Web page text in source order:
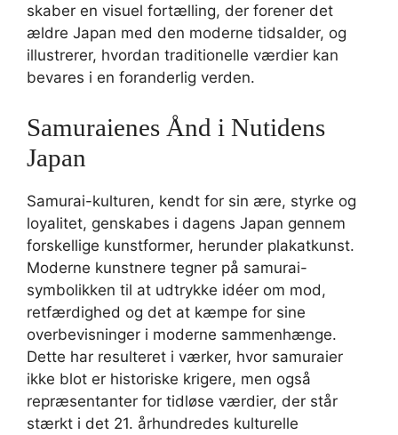
skaber en visuel fortælling, der forener det
ældre Japan med den moderne tidsalder, og
illustrerer, hvordan traditionelle værdier kan
bevares i en foranderlig verden.
Samuraienes Ånd i Nutidens
Japan
Samurai-kulturen, kendt for sin ære, styrke og
loyalitet, genskabes i dagens Japan gennem
forskellige kunstformer, herunder plakatkunst.
Moderne kunstnere tegner på samurai-
symbolikken til at udtrykke idéer om mod,
retfærdighed og det at kæmpe for sine
overbevisninger i moderne sammenhænge.
Dette har resulteret i værker, hvor samuraier
ikke blot er historiske krigere, men også
repræsentanter for tidløse værdier, der står
stærkt i det 21. århundredes kulturelle